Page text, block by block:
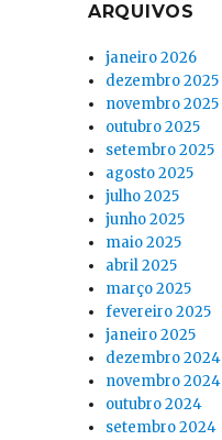
ARQUIVOS
janeiro 2026
dezembro 2025
novembro 2025
outubro 2025
setembro 2025
agosto 2025
julho 2025
junho 2025
maio 2025
abril 2025
março 2025
fevereiro 2025
janeiro 2025
dezembro 2024
novembro 2024
outubro 2024
setembro 2024